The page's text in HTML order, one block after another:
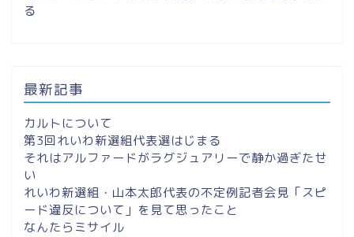
る
最新記事
カルトについて
第3回れいわ新選組代表選はじまる
それはアルファードがラグジュアリーで静か過ぎたせ
い
れいわ新選組・山本太郎代表の不定例記者会見「スピ
ード違反について」を見て思ったこと
なんたらミサイル